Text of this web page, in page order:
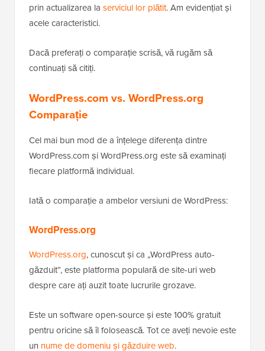
prin actualizarea la serviciul lor plătit. Am evidențiat și
acele caracteristici.
Dacă preferați o comparație scrisă, vă rugăm să
continuați să citiți.
WordPress.com vs. WordPress.org
Comparație
Cel mai bun mod de a înțelege diferența dintre
WordPress.com și WordPress.org este să examinați
fiecare platformă individual.
Iată o comparație a ambelor versiuni de WordPress:
WordPress.org
WordPress.org, cunoscut și ca „WordPress auto-
găzduit”, este platforma populară de site-uri web
despre care ați auzit toate lucrurile grozave.
Este un software open-source și este 100% gratuit
pentru oricine să îl folosească. Tot ce aveți nevoie este
un nume de domeniu și găzduire web.